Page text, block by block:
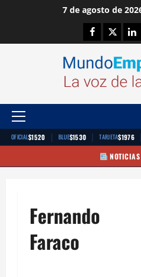
7 de agosto de
Facebook
Twitter
Menú
principal
OFICIAL$1520 | BLUE$1530 | TARJETA$1976 |
NOTICIAS
Fernando
Faraco